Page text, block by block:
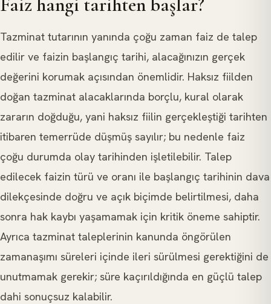
Tazminat tutarının yanında çoğu zaman faiz de talep
edilir ve faizin başlangıç tarihi, alacağınızın gerçek
değerini korumak açısından önemlidir. Haksız fiilden
doğan tazminat alacaklarında borçlu, kural olarak
zararın doğduğu, yani haksız fiilin gerçekleştiği tarihten
itibaren temerrüde düşmüş sayılır; bu nedenle faiz
çoğu durumda olay tarihinden işletilebilir. Talep
edilecek faizin türü ve oranı ile başlangıç tarihinin dava
dilekçesinde doğru ve açık biçimde belirtilmesi, daha
sonra hak kaybı yaşamamak için kritik öneme sahiptir.
Ayrıca tazminat taleplerinin kanunda öngörülen
zamanaşımı süreleri içinde ileri sürülmesi gerektiğini de
unutmamak gerekir; süre kaçırıldığında en güçlü talep
dahi sonuçsuz kalabilir.